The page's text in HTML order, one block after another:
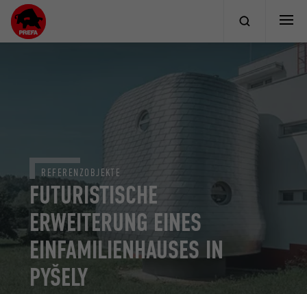
FUTURISTISCHE
ERWEITERUNG EINES
EINFAMILIENHAUSES IN
PYŠELY
REFERENZOBJEKTE